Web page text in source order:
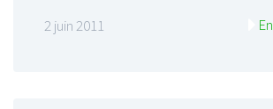
2 juin 2011